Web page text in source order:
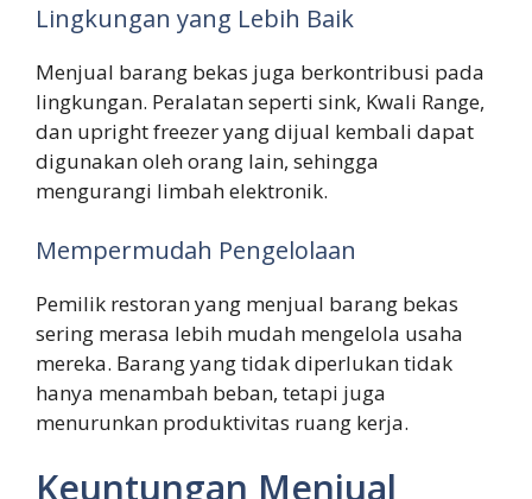
Lingkungan yang Lebih Baik
Menjual barang bekas juga berkontribusi pada
lingkungan. Peralatan seperti sink, Kwali Range,
dan upright freezer yang dijual kembali dapat
digunakan oleh orang lain, sehingga
mengurangi limbah elektronik.
Mempermudah Pengelolaan
Pemilik restoran yang menjual barang bekas
sering merasa lebih mudah mengelola usaha
mereka. Barang yang tidak diperlukan tidak
hanya menambah beban, tetapi juga
menurunkan produktivitas ruang kerja.
Keuntungan Menjual